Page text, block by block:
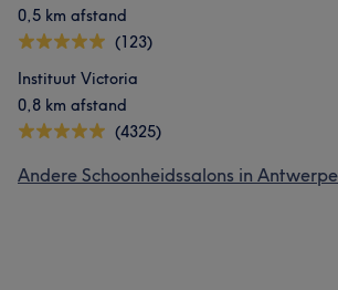
0,5 km afstand
(123)
Instituut Victoria
0,8 km afstand
(4325)
Andere Schoonheidssalons in